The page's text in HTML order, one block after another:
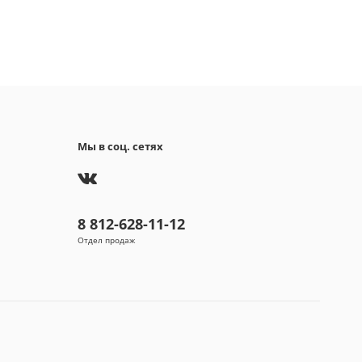
размещения на нашем сайте сведениях.
Мы в соц. сетях
8 812-628-11-12
Отдел продаж